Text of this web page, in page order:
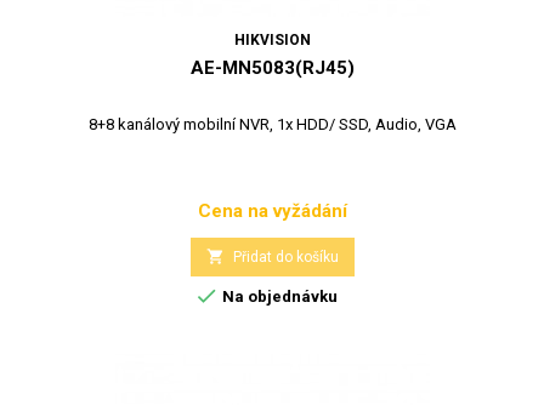
HIKVISION
AE-MN5083(RJ45)
8+8 kanálový mobilní NVR, 1x HDD/ SSD, Audio, VGA
Cena
Cena na vyžádání
 Přidat do košíku
 Na objednávku